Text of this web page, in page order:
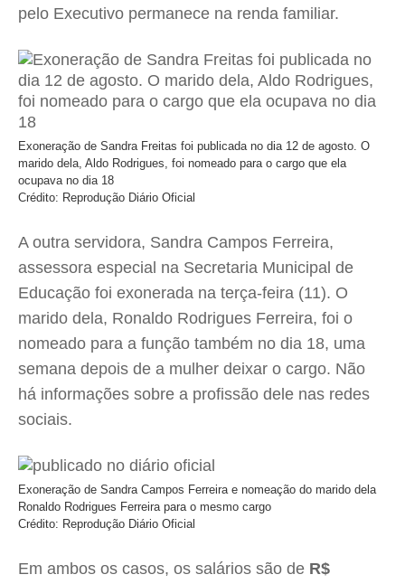
pelo Executivo permanece na renda familiar.
Exoneração de Sandra Freitas foi publicada no dia 12 de agosto. O
marido dela, Aldo Rodrigues, foi nomeado para o cargo que ela
ocupava no dia 18
Crédito: Reprodução Diário Oficial
A outra servidora, Sandra Campos Ferreira,
assessora especial na Secretaria Municipal de
Educação foi exonerada na terça-feira (11). O
marido dela, Ronaldo Rodrigues Ferreira, foi o
nomeado para a função também no dia 18, uma
semana depois de a mulher deixar o cargo. Não
há informações sobre a profissão dele nas redes
sociais.
Exoneração de Sandra Campos Ferreira e nomeação do marido dela
Ronaldo Rodrigues Ferreira para o mesmo cargo
Crédito: Reprodução Diário Oficial
Em ambos os casos, os salários são de R$